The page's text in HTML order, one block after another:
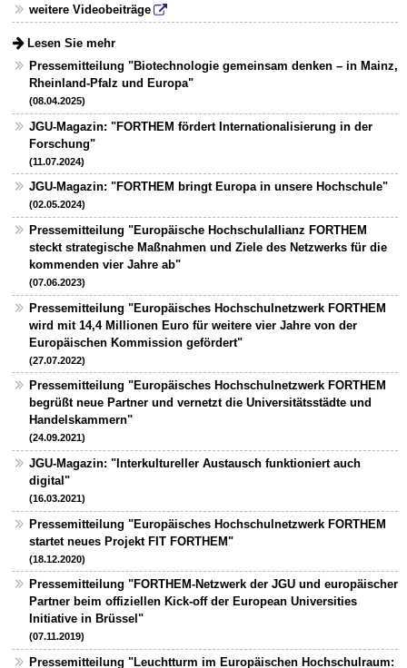
weitere Videobeiträge
Lesen Sie mehr
Pressemitteilung "Biotechnologie gemeinsam denken – in Mainz,
Rheinland-Pfalz und Europa"
(08.04.2025)
JGU-Magazin: "FORTHEM fördert Internationalisierung in der
Forschung"
(11.07.2024)
JGU-Magazin: "FORTHEM bringt Europa in unsere Hochschule"
(02.05.2024)
Pressemitteilung "Europäische Hochschulallianz FORTHEM
steckt strategische Maßnahmen und Ziele des Netzwerks für die
kommenden vier Jahre ab"
(07.06.2023)
Pressemitteilung "Europäisches Hochschulnetzwerk FORTHEM
wird mit 14,4 Millionen Euro für weitere vier Jahre von der
Europäischen Kommission gefördert"
(27.07.2022)
Pressemitteilung "Europäisches Hochschulnetzwerk FORTHEM
begrüßt neue Partner und vernetzt die Universitätsstädte und
Handelskammern"
(24.09.2021)
JGU-Magazin: "Interkultureller Austausch funktioniert auch
digital"
(16.03.2021)
Pressemitteilung "Europäisches Hochschulnetzwerk FORTHEM
startet neues Projekt FIT FORTHEM"
(18.12.2020)
Pressemitteilung "FORTHEM-Netzwerk der JGU und europäischer
Partner beim offiziellen Kick-off der European Universities
Initiative in Brüssel"
(07.11.2019)
Pressemitteilung "Leuchtturm im Europäischen Hochschulraum: